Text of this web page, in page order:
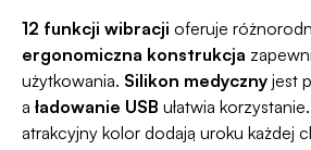
12 funkcji wibracji oferuje
ergonomiczna konstrukcja
użytkowania. Silikon medyczny jest
a ładowanie USB ułatwia
atrakcyjny kolor dodają uroku każdej